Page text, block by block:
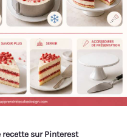
sur Pinterest